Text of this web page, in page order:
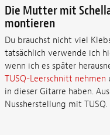
Die Mutter mit
montieren
Du brauchst nicht viel
tatsächlich verwende ich
wenn ich es später
TUSQ-Leerschnitt nehmen
in dieser Gitarre haben.
Nussherstellung mit TUSQ.